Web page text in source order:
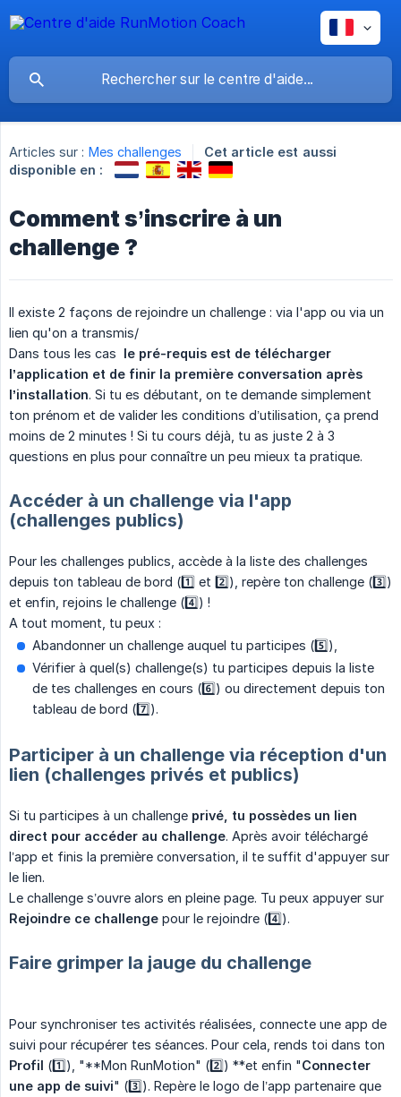
Articles sur : Mes challenges
Cet article est aussi
disponible en :
Comment s’inscrire à un
challenge ?
Il existe 2 façons de rejoindre un challenge : via l'app ou via un
lien qu'on a transmis/
Dans tous les cas le pré-requis est de télécharger
l’application et de finir la première conversation après
l’installation. Si tu es débutant, on te demande simplement
ton prénom et de valider les conditions d’utilisation, ça prend
moins de 2 minutes ! Si tu cours déjà, tu as juste 2 à 3
questions en plus pour connaître un peu mieux ta pratique.
Accéder à un challenge via l'app
(challenges publics)
Pour les challenges publics, accède à la liste des challenges
depuis ton tableau de bord (1️⃣ et 2️⃣), repère ton challenge (3️⃣)
et enfin, rejoins le challenge (4️⃣) !
A tout moment, tu peux :
Abandonner un challenge auquel tu participes (5️⃣),
Vérifier à quel(s) challenge(s) tu participes depuis la liste
de tes challenges en cours (6️⃣) ou directement depuis ton
tableau de bord (7️⃣).
Participer à un challenge via réception d'un
lien (challenges privés et publics)
Si tu participes à un challenge privé, tu possèdes un lien
direct pour accéder au challenge. Après avoir téléchargé
l’app et finis la première conversation, il te suffit d'appuyer sur
le lien.
Le challenge s’ouvre alors en pleine page. Tu peux appuyer sur
Rejoindre ce challenge pour le rejoindre (4️⃣).
Faire grimper la jauge du challenge
Pour synchroniser tes activités réalisées, connecte une app de
suivi pour récupérer tes séances. Pour cela, rends toi dans ton
Profil (1️⃣), "**Mon RunMotion" (2️⃣) **et enfin "Connecter
une app de suivi" (3️⃣). Repère le logo de l’app partenaire que